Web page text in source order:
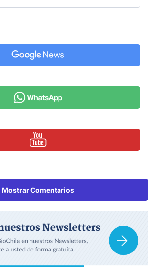
Mostrar Comentarios